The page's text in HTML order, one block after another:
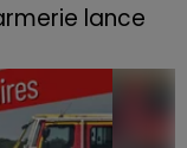
lance
au
habitations et
de personnes.